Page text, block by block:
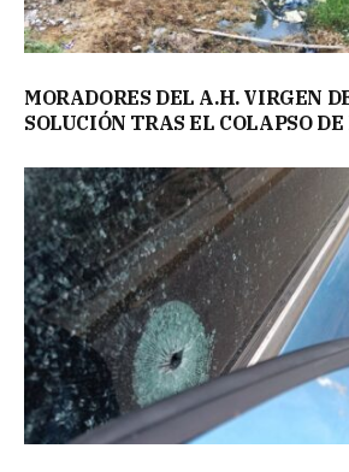
MORADORES DEL A.H. VIRGEN
SOLUCIÓN TRAS EL COLAPSO DE